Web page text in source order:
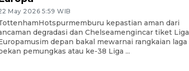
May 2026 5:59 WIB
kepastian aman dari
degradasi dan Chelseamengincar tiket Liga
depan bakal mewarnai rangkaian laga
pemungkas atau ke-38 Liga ...